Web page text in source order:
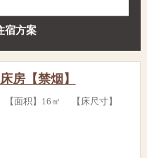
宿方案
房【禁烟】
【面积】16㎡ 【床尺寸】